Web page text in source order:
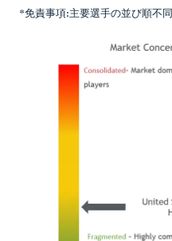
*免責事項:主要選手の並び順不同